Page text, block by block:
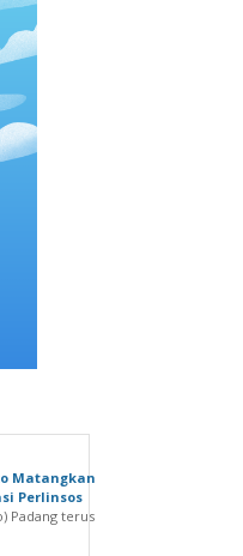
Matangkan
Perlinsos
Padang terus